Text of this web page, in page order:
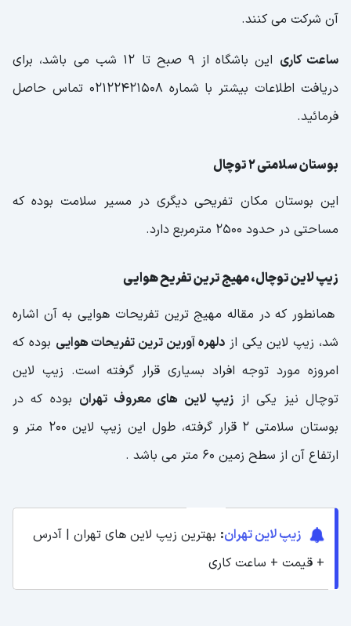
آن شرکت می کنند.
ساعت کاری
این باشگاه از 9 صبح تا 12 شب می باشد، برای
دریافت اطلاعات بیشتر با شماره 02122421508 تماس حاصل
فرمائید.
بوستان سلامتی 2 توچال
این بوستان مکان تفریحی دیگری در مسیر سلامت بوده که
مساحتی در حدود 2500 مترمربع دارد.
زیپ لاین توچال، مهیج ترین تفریح هوایی
همانطور که در مقاله مهیج ترین تفریحات هوایی به آن اشاره
شد، زیپ لاین یکی ازدلهره آورین ترین تفریحات هوایی بوده که
امروزه مورد توجه افراد بسیاری قرار گرفته است. زیپ لاین
توچال نیز یکی از زیپ لاین های معروف تهران بوده که در
بوستان سلامتی 2 قرار گرفته، طول این زیپ لاین 200 متر و
ارتفاع آن از سطح زمین 60 متر می باشد .
زیپ لاین تهران: بهترین زیپ لاین‌ های تهران | آدرس
+ قیمت + ساعت کاری